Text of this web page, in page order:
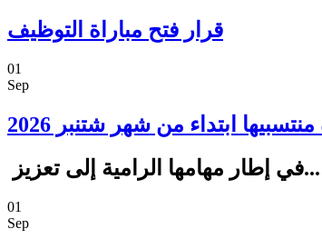
قرار فتح مباراة التوظيف
01
Sep
في إطار مهامها الرامية إلى تعزيز...
01
Sep